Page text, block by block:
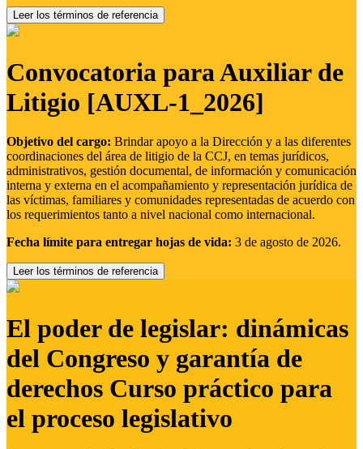
Leer los términos de referencia
Convocatoria para Auxiliar de
Litigio [AUXL-1_2026]
Objetivo del cargo: Brindar apoyo a la Dirección y a las diferentes
coordinaciones del área de litigio de la CCJ, en temas jurídicos,
administrativos, gestión documental, de información y comunicación
interna y externa en el acompañamiento y representación jurídica de
las víctimas, familiares y comunidades representadas de acuerdo con
los requerimientos tanto a nivel nacional como internacional.
Fecha límite para entregar hojas de vida: 3 de agosto de 2026.
Leer los términos de referencia
El poder de legislar: dinámicas
del Congreso y garantía de
derechos Curso práctico para
el proceso legislativo